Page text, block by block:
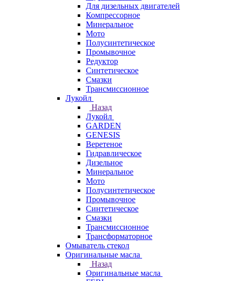
Для дизельных двигателей
Компрессорное
Минеральное
Мото
Полусинтетическое
Промывочное
Редуктор
Синтетическое
Смазки
Трансмиссионное
Лукойл
Назад
Лукойл
GARDEN
GENESIS
Веретеное
Гидравлическое
Дизельное
Минеральное
Мото
Полусинтетическое
Промывочное
Синтетическое
Смазки
Трансмиссионное
Трансформаторное
Омыватель стекол
Оригинальные масла
Назад
Оригинальные масла